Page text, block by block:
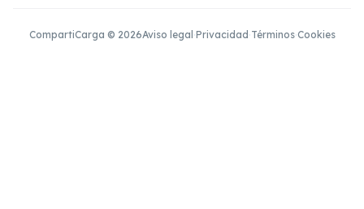
CompartiCarga © 2026Aviso legal ·Privacidad ·Términos·Cookies